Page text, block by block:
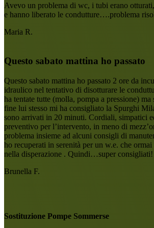
Avevo un problema di wc, i tubi erano
e hanno liberato le condutture….problema
Maria R.
Questo sabato mattina ho passato
Questo sabato mattina ho passato 2 ore da
idraulico nel tentativo di disotturare le
ha tentate tutte (molla, pompa a pressione) ma
fine lui stesso mi ha consigliato la Spurghi
sono arrivati in 20 minuti. Cordiali, simpatici
preventivo per l’intervento, in meno di
problema insieme ad alcuni consigli di
ho recuperati in serenità per un w.e. che ormai
nella disperazione . Quindi…super consigliati!
Brunella F.
Sostituzione Pompe Sommerse